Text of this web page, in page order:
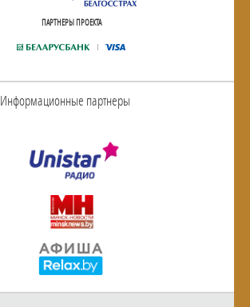
ПАРТНЕРЫ ПРОЕКТА
Информационные партнеры